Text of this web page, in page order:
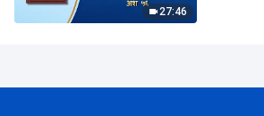
27:46